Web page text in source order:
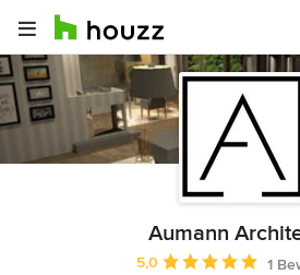
Aumann
Durchschnittliche
5,0
1